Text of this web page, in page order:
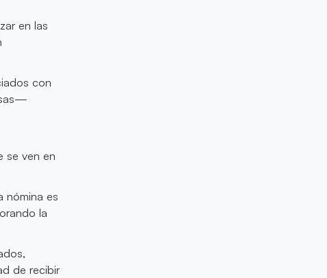
en las
con
se ven en
nómina es
la
de recibir